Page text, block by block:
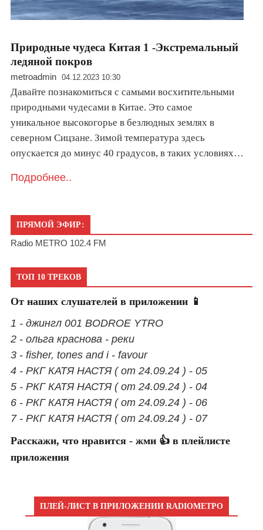
Природные чудеса Китая 1 -Экстремальный
ледяной покров
metroadmin 04.12.2023 10:30
Давайте познакомиться с самыми восхитительными
природными чудесами в Китае. Это самое
уникальное высокогорье в безлюдных землях в
северном Сицзане. Зимой температура здесь
опускается до минус 40 градусов, в таких условиях…
Подробнее..
ПРЯМОЙ ЭФИР:
Radio METRO 102.4 FM
ТОП 10 ТРЕКОВ
От наших слушателей в приложении 📱
1 - джингл 001 BODROE YTRO
2 - ольга краснова - реки
3 - fisher, tones and i - favour
4 - РКГ КАТЯ НАСТЯ ( от 24.09.24 ) - 05
5 - РКГ КАТЯ НАСТЯ ( от 24.09.24 ) - 04
6 - РКГ КАТЯ НАСТЯ ( от 24.09.24 ) - 06
7 - РКГ КАТЯ НАСТЯ ( от 24.09.24 ) - 07
Расскажи, что нравится - жми 👍 в плейлисте
приложения
ПЛЕЙ-ЛИСТ В ПРИЛОЖЕНИИ RADIOМЕТРО